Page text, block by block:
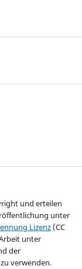
und erteilen
unter
Lizenz(CC
unter
der
verwenden.